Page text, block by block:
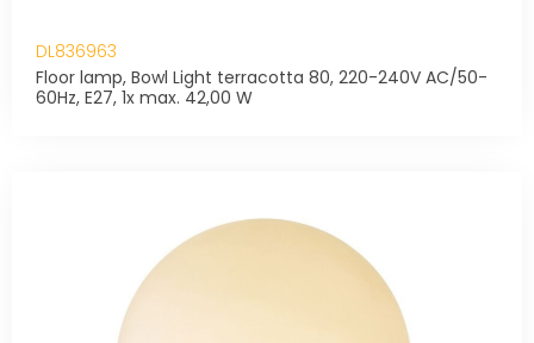
DL836963
Floor lamp, Bowl Light terracotta 80, 220-240V AC/50-
60Hz, E27, 1x max. 42,00 W